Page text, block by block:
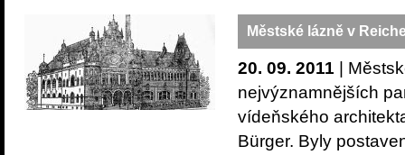
Městské lázně v
20. 09. 2011 |
nejvýznamnějších
vídeňského
Bürger. Byly